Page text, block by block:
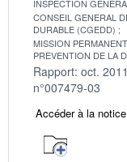
INSPECTION
CONSEIL GENERAL
DURABLE (CGEDD)
MISSION
PREVENTION DE LA
Rapport: oct. 2011
n°007479-03
Accéder à la notice